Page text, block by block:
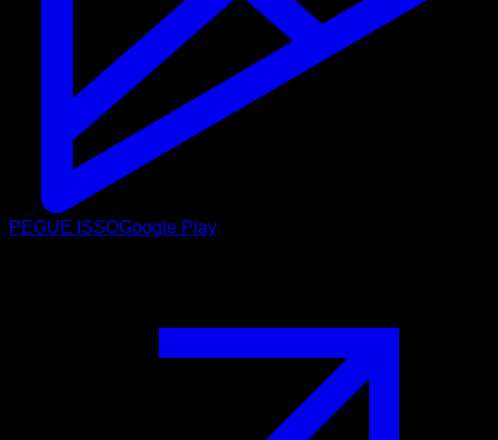
PEGUE ISSOGoogle Play